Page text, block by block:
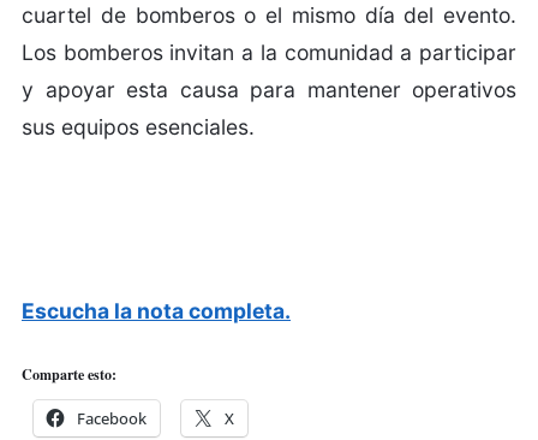
cuartel de bomberos o el mismo día del evento.
Los bomberos invitan a la comunidad a participar
y apoyar esta causa para mantener operativos
sus equipos esenciales.
Escucha la nota completa.
Comparte esto:
Facebook X